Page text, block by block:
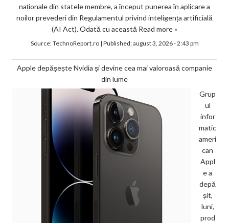
naționale din statele membre, a început punerea în aplicare a
noilor prevederi din Regulamentul privind inteligența artificială
(AI Act). Odată cu această Read more »
Source:TechnoReport.ro| Published:august 3, 2026 - 2:43 pm
Apple depășește Nvidia și devine cea mai valoroasă companie
din lume
Grup
ul
infor
matic
ameri
can
Appl
e a
depă
șit,
luni,
prod